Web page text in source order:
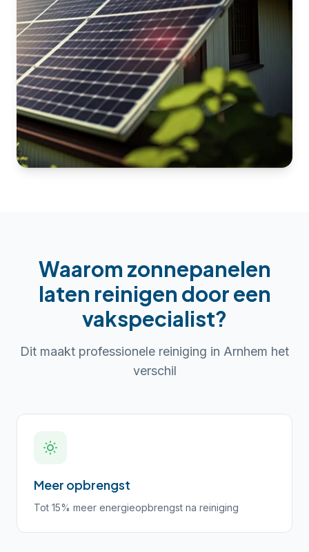
Waarom zonnepanelen
laten reinigen door een
vakspecialist?
Dit maakt professionele reiniging in Arnhem het
verschil
Meer opbrengst
Tot 15% meer energieopbrengst na reiniging